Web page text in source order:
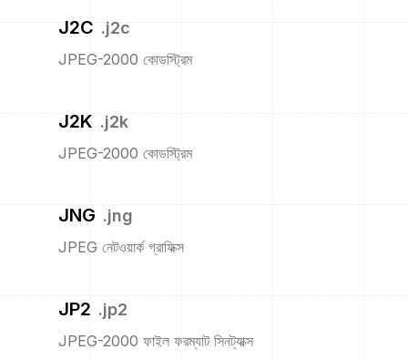
J2C .j2c
JPEG-2000 কোডস্ট্রিম
J2K .j2k
JPEG-2000 কোডস্ট্রিম
JNG .jng
JPEG নেটওয়ার্ক গ্রাফিক্স
JP2 .jp2
JPEG-2000 ফাইল ফরম্যাট সিনট্যাক্স